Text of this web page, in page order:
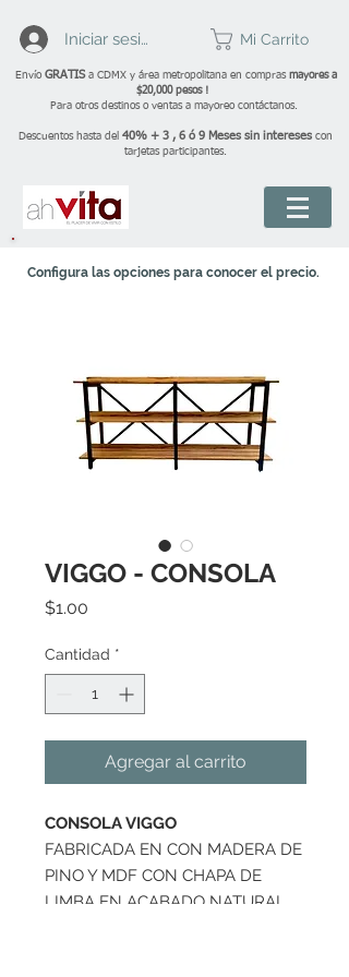
Iniciar sesión Mi Carrito
Envío GRATIS a CDMX y área metropolitana en compras mayores a
$20,000 pesos !
Para otros destinos o ventas a mayoreo contáctanos.
Descuentos hasta del 40% + 3 , 6 ó 9 Meses sin intereses con
tarjetas participantes.
Configura las opciones para conocer el precio.
VIGGO - CONSOLA
$1.00
Cantidad *
Agregar al carrito
CONSOLA VIGGO
FABRICADA EN CON MADERA DE
PINO Y MDF CON CHAPA DE
LIMBA EN ACABADO NATURAL.